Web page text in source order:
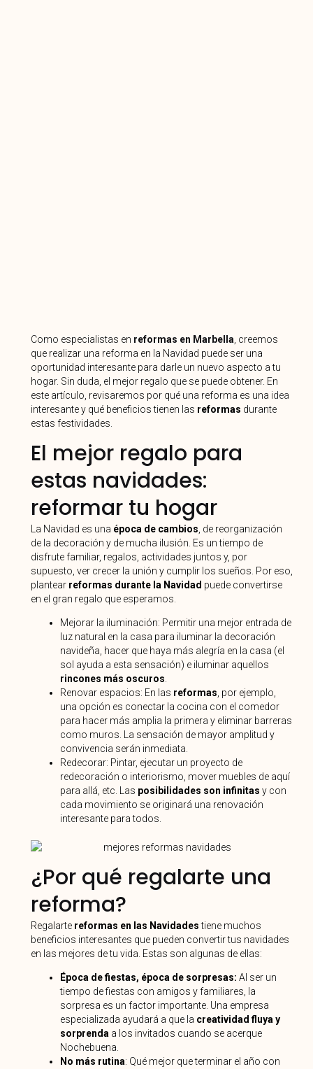
Como especialistas en reformas en Marbella , creemos
que realizar una reforma en la Navidad puede ser una
oportunidad interesante para darle un nuevo aspecto a tu
hogar. Sin duda, el mejor regalo que se puede obtener. En
este artículo, revisaremos por qué una reforma es una idea
interesante y qué beneficios tienen las reformas durante
estas festividades.
El mejor regalo para
estas navidades:
reformar tu hogar
La Navidad es una época de cambios , de reorganización
de la decoración y de mucha ilusión. Es un tiempo de
disfrute familiar, regalos, actividades juntos y, por
supuesto, ver crecer la unión y cumplir los sueños. Por eso,
plantearreformas durante la Navidad puede convertirse
en el gran regalo que esperamos.
Mejorar la iluminación: Permitir una mejor entrada de
luz natural en la casa para iluminar la decoración
navideña, hacer que haya más alegría en la casa (el
sol ayuda a esta sensación) e iluminar aquellos
rincones más oscuros
Renovar espacios: En las reformas , por ejemplo,
una opción es conectar la cocina con el comedor
para hacer más amplia la primera y eliminar barreras
como muros. La sensación de mayor amplitud y
convivencia serán inmediata.
Redecorar: Pintar, ejecutar un proyecto de
redecoración o interiorismo, mover muebles de aquí
para allá, etc. Las posibilidades son infinitas y con
cada movimiento se originará una renovación
interesante para todos.
¿Por qué regalarte una
reforma?
Regalartereformas en las Navidadestiene muchos
beneficios interesantes que pueden convertir tus navidades
en las mejores de tu vida. Estas son algunas de ellas:
Época de fiestas, época de sorpresas: Al ser un
tiempo de fiestas con amigos y familiares, la
sorpresa es un factor importante. Una empresa
especializada ayudará a que la creatividad fluya y
sorprenda a los invitados cuando se acerque
Nochebuena.
No más rutina: Qué mejor que terminar el año con